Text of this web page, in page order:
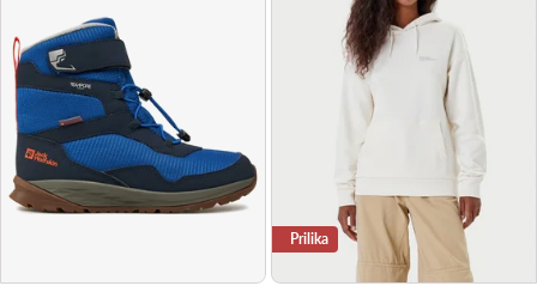
Prilika